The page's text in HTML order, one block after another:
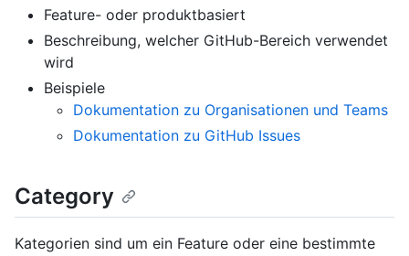
Feature- oder produktbasiert
Beschreibung, welcher GitHub-Bereich verwendet
wird
Beispiele
Dokumentation zu Organisationen und Teams
Dokumentation zu GitHub Issues
Category
Kategorien sind um ein Feature oder eine bestimmte